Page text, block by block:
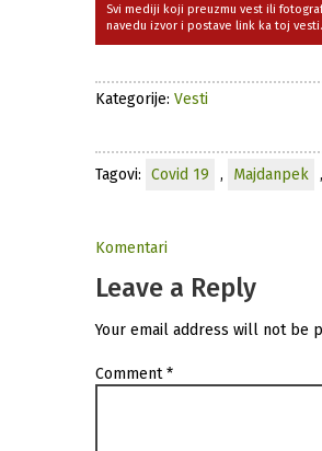
Svi mediji koji preuzmu vest ili
navedu izvor i postave link ka toj vesti.
Kategorije: Vesti
Tagovi: Covid 19 , Majdanpek ,
Komentari
Leave a Reply
Your email address will not be
Comment*